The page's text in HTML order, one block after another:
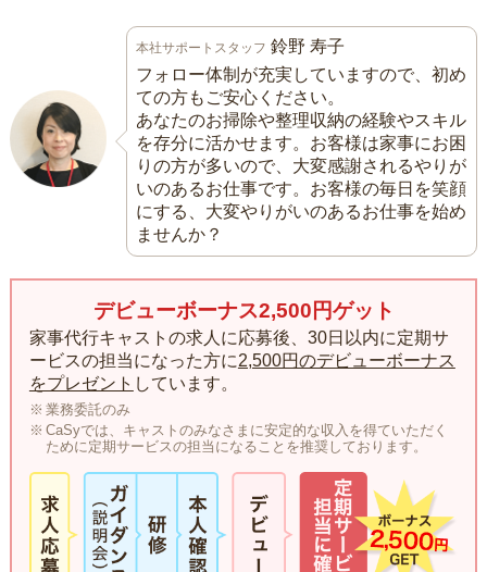
本社サポートスタッフ 鈴野 寿子
フォロー体制が充実していますので、初め
ての方もご安心ください。
あなたのお掃除や整理収納の経験やスキル
を存分に活かせます。お客様は家事にお困
りの方が多いので、大変感謝されるやりが
いのあるお仕事です。お客様の毎日を笑顔
にする、大変やりがいのあるお仕事を始め
ませんか？
デビューボーナス2,500円ゲット
家事代行キャストの求人に応募後、30日以内に定期サ
ービスの担当になった方に2,500円のデビューボーナス
をプレゼント しています。
業務委託のみ
CaSyでは、キャストのみなさまに安定的な収入を得ていただく
ために定期サービスの担当になることを推奨しております。